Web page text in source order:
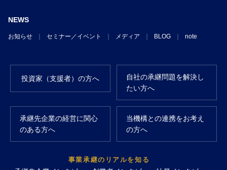
NEWS
お知らせ セミナー／イベント メディア BLOG note
投資家（支援者）の方へ
自社の承継問題を解決し
たい方へ
承継先企業の経営に関心
のある方へ
当機構との連携をお考え
の方へ
事業承継のリアルを知る